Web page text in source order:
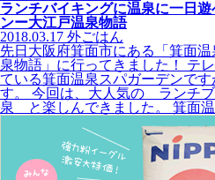
ランチバイキングに温泉に一日
ンー大江戸温泉物語
2018.03.17 外ごはん
先日大阪府箕面市にある「箕面
泉物語」に行ってきました！ テ
ている箕面温泉スパガーデンで
す。 今回は、大人気の ランチ
泉 と楽しんできました。 箕面